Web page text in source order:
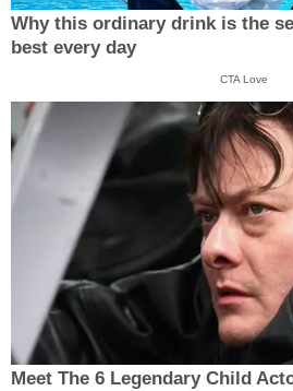
Why this ordinary drink is the
best every day
CTA Love
Meet The 6 Legendary Child